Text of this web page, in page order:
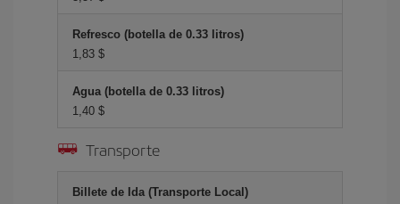
Refresco (botella de 0.33 litros)
1,83 $
Agua (botella de 0.33 litros)
1,40 $
Transporte
Billete de Ida (Transporte Local)